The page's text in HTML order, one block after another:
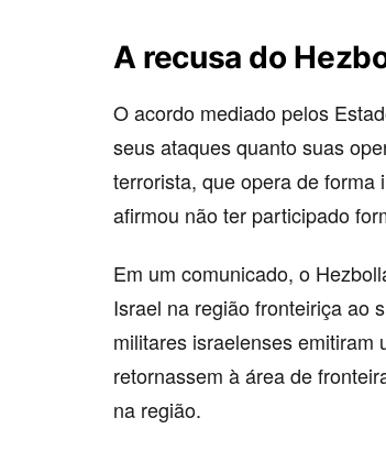
A recusa do
O acordo mediado pelos
seus ataques quanto suas
terrorista, que opera de forma
afirmou não ter participado
Em um comunicado, o
Israel na região fronteiriça ao
militares israelenses
retornassem à área de
na região.